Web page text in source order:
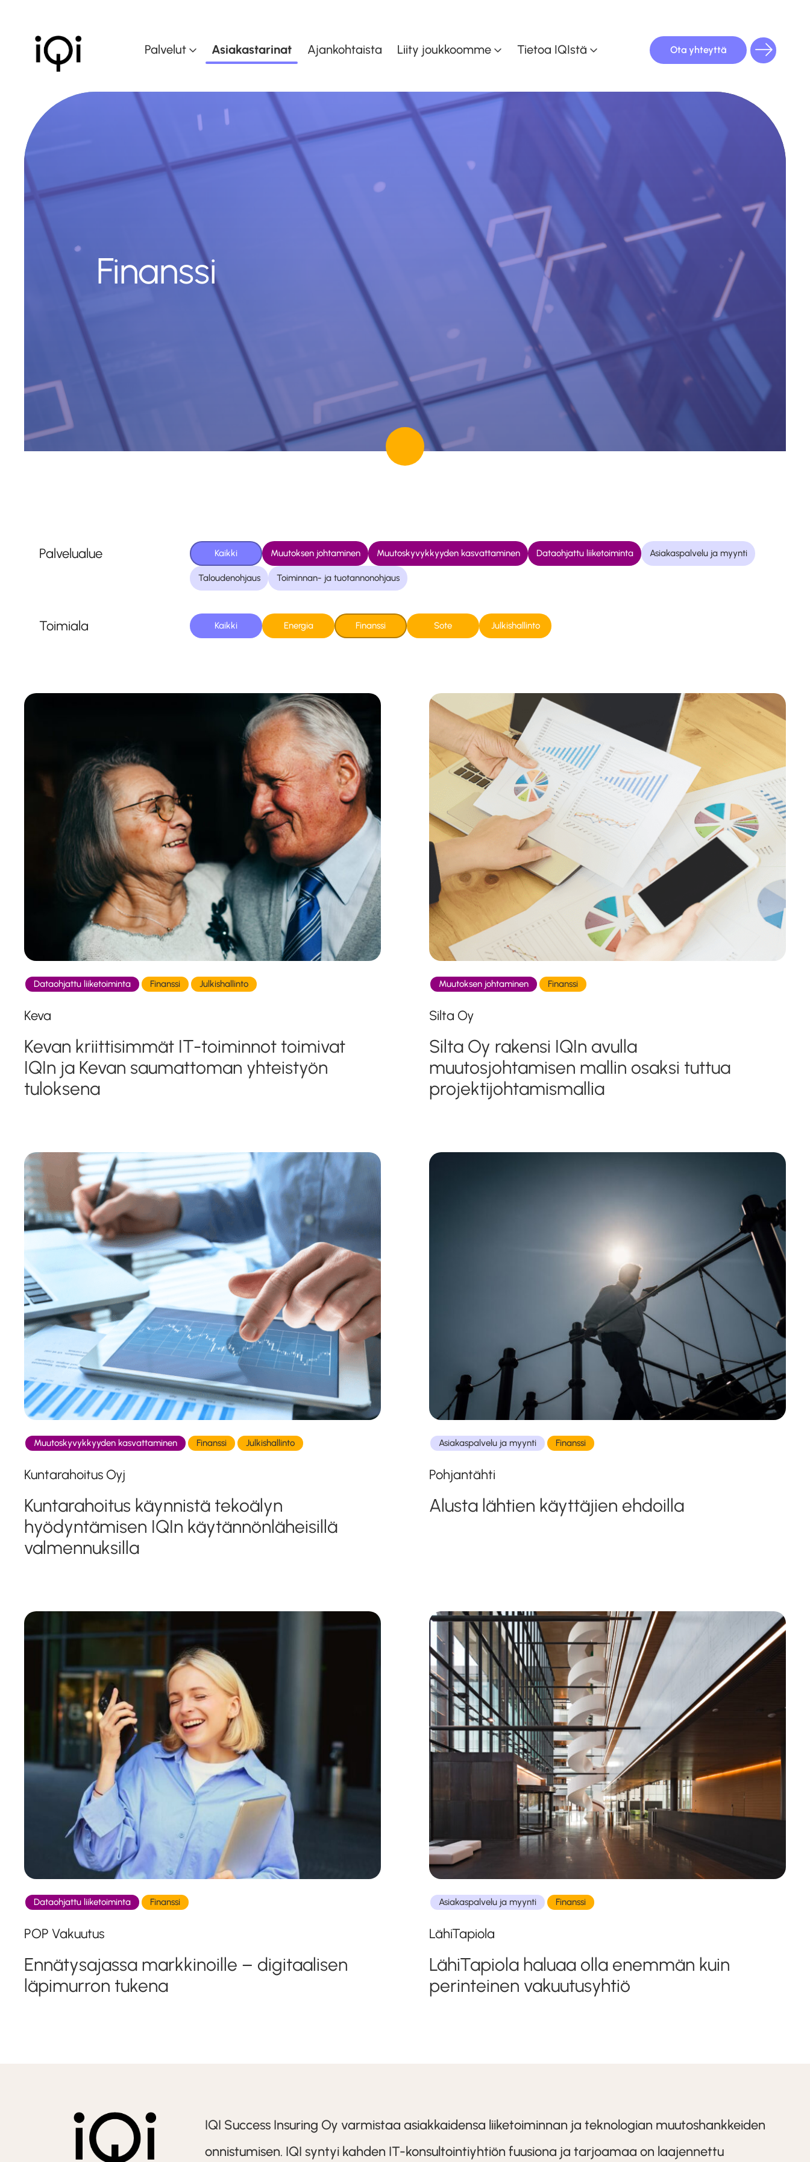
Palvelut
Muutoksen johtaminen
Muutoskyvykkyyden
kasvattaminen
Dataohjattu liiketoiminta
Asiakaspalvelu ja myynti
Taloudenohjaus
tuotannonohjaus
Koulutuskalenteri
Asiakastarinat Ajankohtaista Liity joukkoomme Tietoa IQIstä Ota yhteyttä
Finanssi
Palvelualue Kaikki Muutoksen johtaminen Muutoskyvykkyyden kasvattaminen Dataohjattu liiketoiminta Asiakaspalvelu ja myynti
Taloudenohjaus Toiminnan- ja tuotannonohjaus
Toimiala Kaikki Energia Finanssi Sote Julkishallinto
Dataohjattu liiketoiminta Finanssi Julkishallinto
Keva
Kevan kriittisimmät IT-toiminnot toimivat
IQIn ja Kevan saumattoman yhteistyön
tuloksena
Muutoksen johtaminen Finanssi
Silta Oy
Silta Oy rakensi IQIn avulla
muutosjohtamisen mallin osaksi tuttua
projektijohtamismallia
Muutoskyvykkyyden kasvattaminen Finanssi Julkishallinto
Kuntarahoitus Oyj
Kuntarahoitus käynnistä tekoälyn
hyödyntämisen IQIn käytännönläheisillä
valmennuksilla
Asiakaspalvelu ja myynti Finanssi
Pohjantähti
Alusta lähtien käyttäjien ehdoilla
Dataohjattu liiketoiminta Finanssi
POP Vakuutus
Ennätysajassa markkinoille – digitaalisen
läpimurron tukena
Asiakaspalvelu ja myynti Finanssi
LähiTapiola
LähiTapiola haluaa olla enemmän kuin
perinteinen vakuutusyhtiö
IQI Success Insuring Oy varmistaa asiakkaidensa liiketoiminnan ja teknologian muutoshankkeiden
onnistumisen. IQI syntyi kahden IT-konsultointiyhtiön fuusiona ja tarjoamaa on laajennettu